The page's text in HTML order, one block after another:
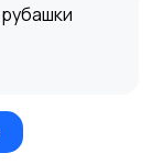
одежда